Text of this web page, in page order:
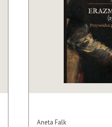
Aneta Falk